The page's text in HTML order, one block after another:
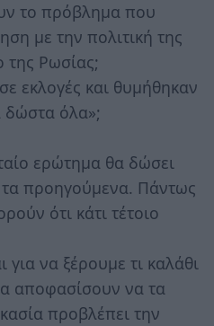
το πρόβλημα που
με την πολιτική της
της Ρωσίας;
εκλογές και θυμήθηκαν
δώστα όλα»;
ερώτημα θα δώσει
τα προηγούμενα. Πάντως
ότι κάτι τέτοιο
να ξέρουμε τι καλάθι
αποφασίσουν να τα
προβλέπει την